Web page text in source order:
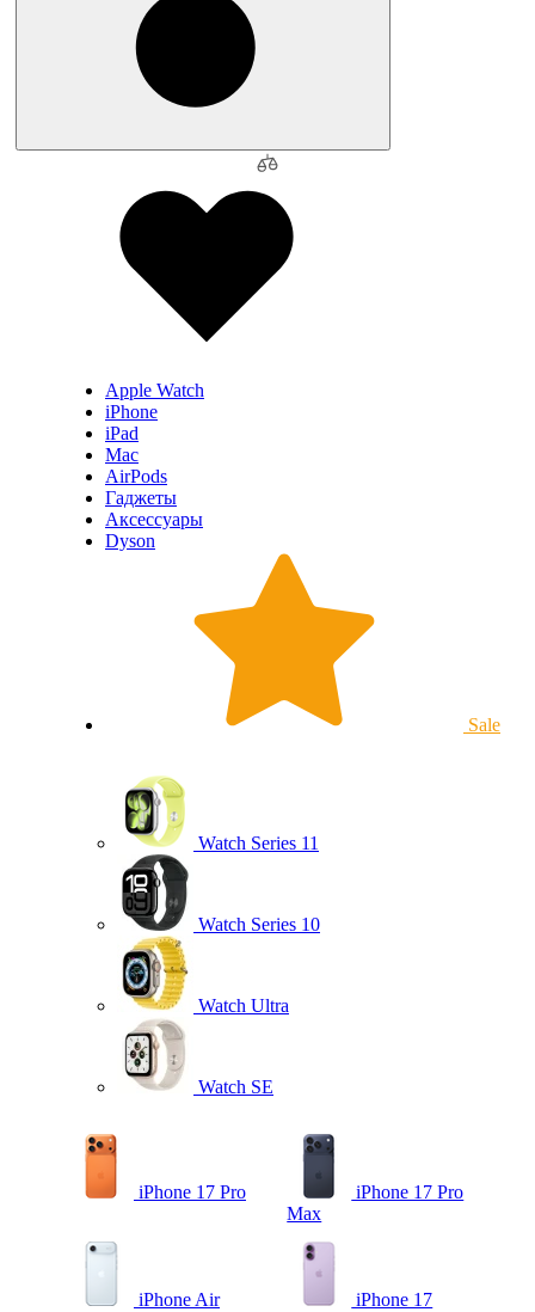
Apple Watch
iPhone
iPad
Mac
AirPods
Гаджеты
Аксессуары
Dyson
Sale
Watch Series 11
Watch Series 10
Watch Ultra
Watch SE
iPhone 17 Pro
iPhone 17 Pro
Max
iPhone Air iPhone 17